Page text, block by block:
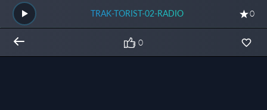
TRAK-TORIST-02-RADIO 0
0